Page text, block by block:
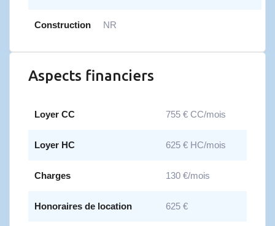
Construction NR
Aspects financiers
Loyer CC 755 € CC/mois
Loyer HC 625 € HC/mois
Charges 130 €/mois
Honoraires de location 625 €